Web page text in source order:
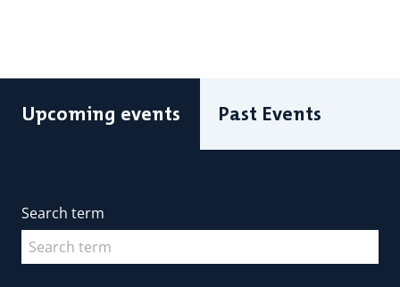
Upcoming events Past Events
Search term